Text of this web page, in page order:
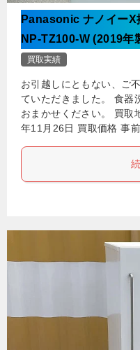
Panasonic ナノイーX
NP-TZ100-W (2019年
買取実績
お引越しにともない、ご
ていただきました。 食器
おまかせください。 買取
年11月26日 買取価格 事